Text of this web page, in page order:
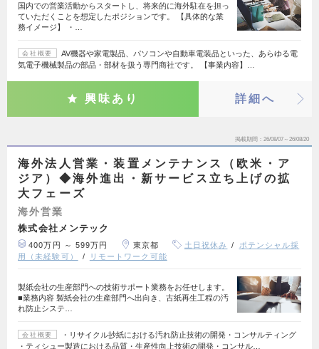
国内での営業活動からスタートし、将来的に海外駐在を担っ
ていただくことを想定したポジションです。 【具体的な業
務イメージ】 ・…
会社概要
AV機器や家電製品、パソコンや自動車電装品といった、あらゆる電
気電子機械製品の部品・部材を扱う専門商社です。 【事業内容】…
興味あり 詳細へ
掲載期間 26/08/07～26/08/20
海外法人営業・装置メンテナンス（欧米・ア
ジア）◆海外進出・新サービス立ち上げの拡
大フェーズ
海外営業
株式会社メンテック
400万円 ～ 599万円 東京都 土日祝休み
ポテンシャル採
用（未経験可）
リモートワーク可能
製紙会社の生産部門への技術サポート業務をお任せします。
■業務内容 製紙会社の生産部門へ出向き、古紙再生工程の汚
れ防止システ…
会社概要
・リサイクル抄紙における汚れ防止技術の開発・コンサルティング
・ティシュー製造における品質・生産性向上技術の開発・コンサル…